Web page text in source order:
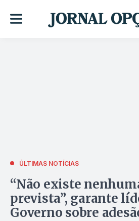
ÚLTIMAS NOTÍCIAS
“Não existe
prevista”, garante
Governo sobre